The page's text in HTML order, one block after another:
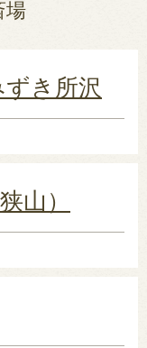
場
き所沢
山）